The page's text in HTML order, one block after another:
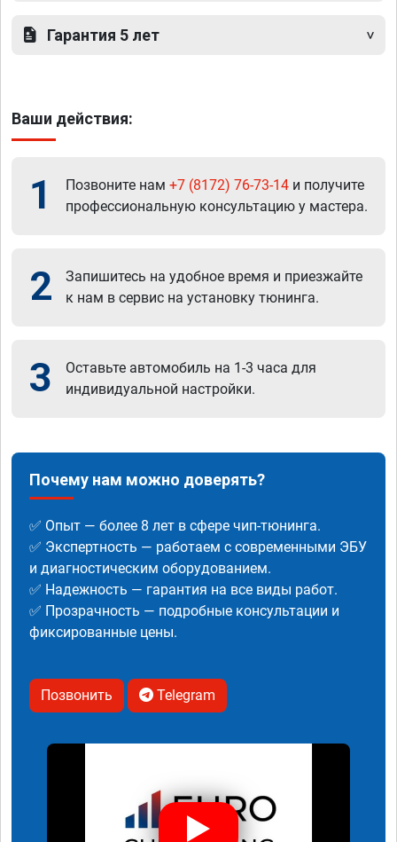
Гарантия 5 лет
Ваши действия:
1 Позвоните нам +7 (8172) 76-73-14 и получите
профессиональную консультацию у мастера.
2
Запишитесь на удобное время и приезжайте
к нам в сервис на установку тюнинга.
3
Оставьте автомобиль на 1-3 часа для
индивидуальной настройки.
Почему нам можно доверять?
✅ Опыт — более 8 лет в сфере чип-тюнинга.
✅ Экспертность — работаем с современными ЭБУ
и диагностическим оборудованием.
✅ Надежность — гарантия на все виды работ.
✅ Прозрачность — подробные консультации и
фиксированные цены.
Позвонить Telegram